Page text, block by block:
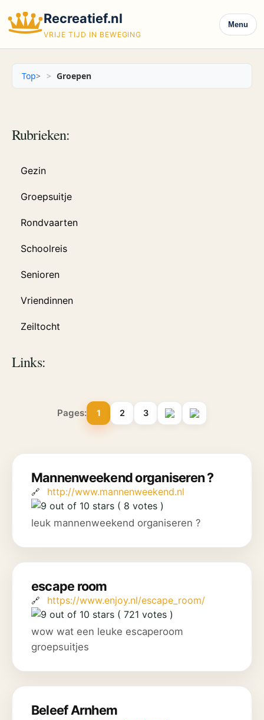
Recreatief.nl
VRIJE TIJD IN BEWEGING
Menu
Top> Groepen
Rubrieken:
Gezin
Groepsuitje
Rondvaarten
Schoolreis
Senioren
Vriendinnen
Zeiltocht
Links:
Pages: 1 2 3
Mannenweekend organiseren ?
http://www.mannenweekend.nl
( 8 votes )
leuk mannenweekend organiseren ?
escape room
https://www.enjoy.nl/escape_room/
( 721 votes )
wow wat een leuke escaperoom
groepsuitjes
Beleef Arnhem